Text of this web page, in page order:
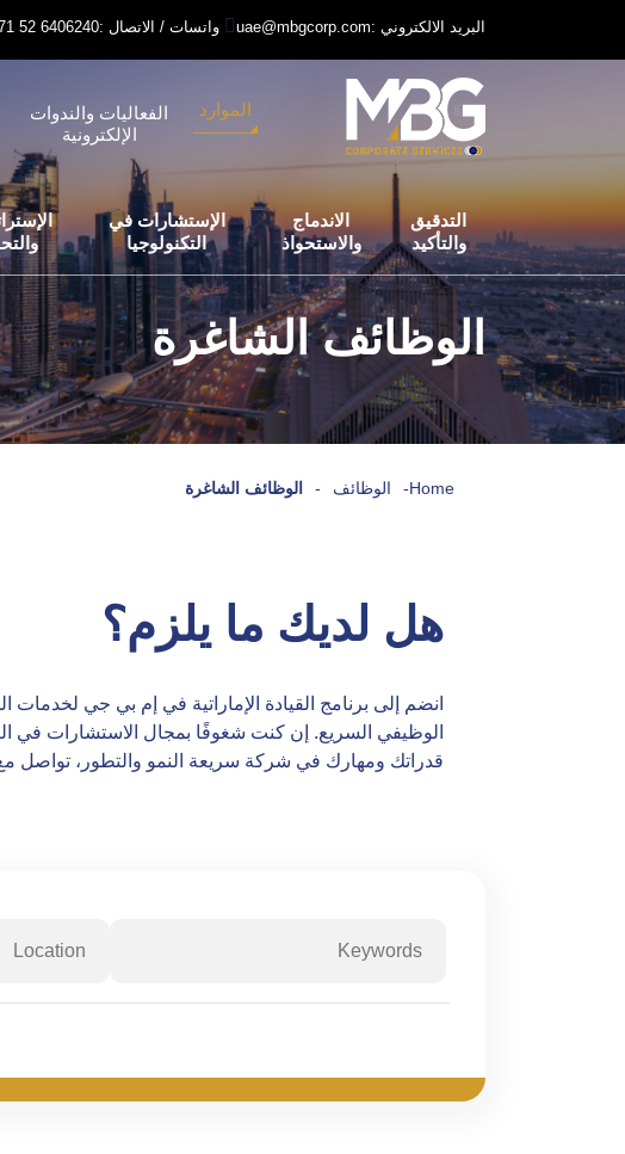
+971 52 6406240: واتسات / الاتصال uae@mbgcorp.com: البريد الالكتروني
الموارد
الفعاليات والندوات
الإلكترونية
التدقيق
والتأكيد
الاندماج
والاستحواذ
الإستشارات في
التكنولوجيا
الوظائف الشاغرة
Home
- الوظائف - الوظائف الشاغرة
هل لديك ما يلزم؟
انضم إلى برنامج القيادة الإماراتية في إم بي جي
الوظيفي السريع. إن كنت شغوفًا بمجال الاستشارات في
قدراتك ومهارك في شركة سريعة النمو والتطور، تواصل